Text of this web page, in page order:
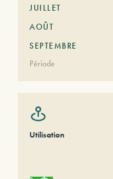
JUILLET
AOÛT
SEPTEMBRE
Période
Utilisation